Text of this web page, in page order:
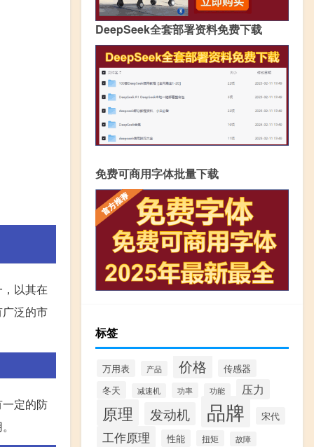
以其在
泛的市
定的防
DeepSeek全套部署资料免费下载
免费可商用字体批量下载
标签
万用表 产品 价格
传感器
冬天
减速机 功率 功能 压力
原理 发动机 品牌 宋代
工作原理 性能 扭矩 故障